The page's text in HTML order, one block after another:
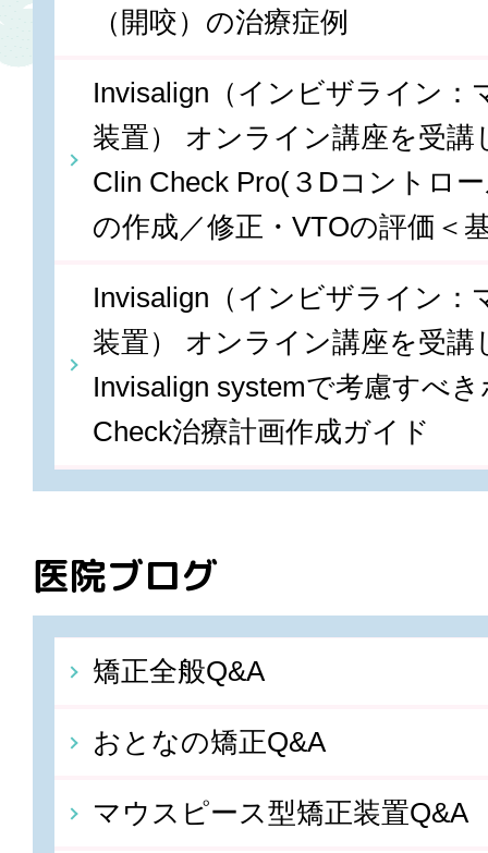
（開咬）の治療症例
Invisalign（インビザライン：
装置） オンライン講座を受講
Clin Check Pro(３Dコントロ
の作成／修正・VTOの評価＜
Invisalign（インビザライン：
装置） オンライン講座を受講
Invisalign systemで考慮すべ
Check治療計画作成ガイド
医院ブログ
矯正全般Q&A
おとなの矯正Q&A
マウスピース型矯正装置Q&A